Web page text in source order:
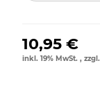
10,95 €
inkl. 19% MwSt. , zzgl.